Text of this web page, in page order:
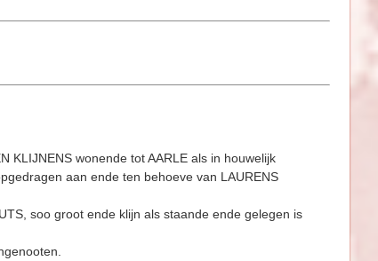
KLIJNENS wonende tot AARLE als in houwelijk
aan ende ten behoeve van LAURENS
soo groot ende klijn als staande ende gelegen is